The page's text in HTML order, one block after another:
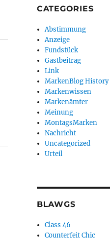
CATEGORIES
Abstimmung
Anzeige
Fundstück
Gastbeitrag
Link
MarkenBlog History
Markenwissen
Markenämter
Meinung
MontagsMarken
Nachricht
Uncategorized
Urteil
BLAWGS
Class 46
Counterfeit Chic